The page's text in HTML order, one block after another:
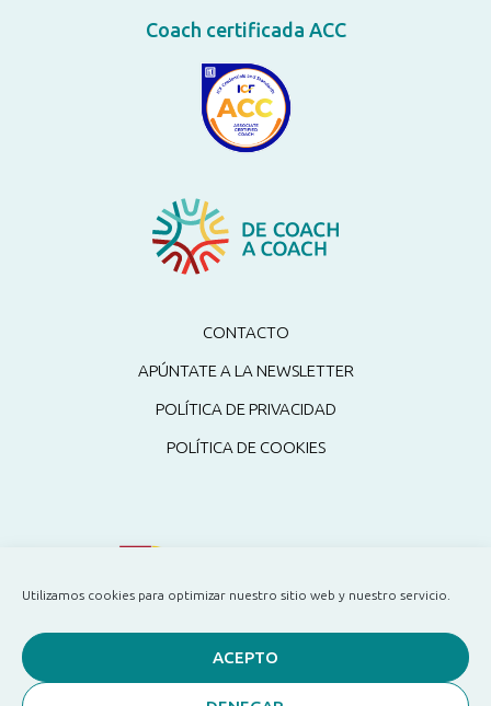
Utilizamos cookies para optimizar nuestro sitio web y nuestro servicio.
ACEPTO
CONTACTO
APÚNTATE A LA NEWSLETTER
POLÍTICA DE PRIVACIDAD
POLÍTICA DE COOKIES
Coach certificada ACC